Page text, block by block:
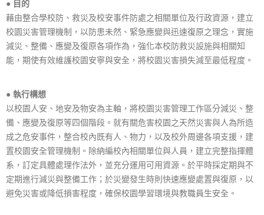
● 目的
藉由整合學校防、救災及校安事件防處之相關單位及行政資源，建立
校園災害管理機制，以防患未然、緊急應變與迅速復原之理念，實施
減災、整備、應變及復原各項作為，強化本校防救災設施與相關知
能，期使有效維護校園安寧與安全，將校園災害損失減至最低程度。
● 執行構想
以校園人安、地安及物安為主軸，將校園災害管理工作區分減災、整
備、應變及復原等四個階段。就有關危害校園之天然災害與人為所造
成之危安事件，整合校內既有人、物力，以及校外周邊各項支援，建
置校園安全管理機制。除納編校內相關單位與人員，建立完整指揮體
系，訂定具體處理作法外，並充分運用可用資源。於平時採定期與不
定期進行減災與整備工作；於災變發生時則快速應變處置與復原，以
避免災害或降低損害程度，確保校園學習環境與教職員生安全。